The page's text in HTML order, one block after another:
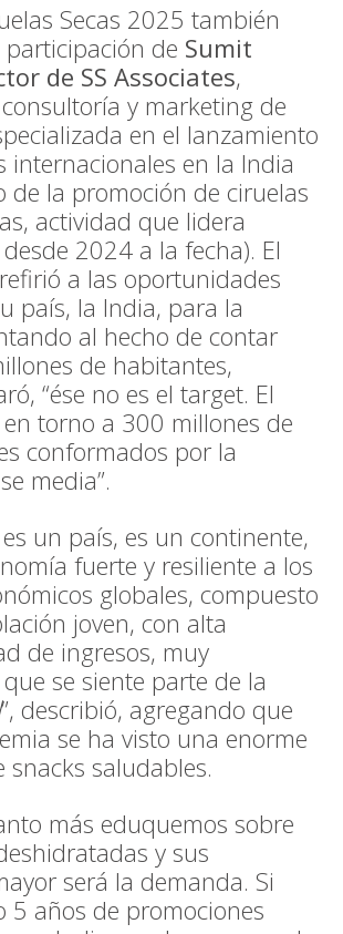
Secas 2025 también
de Sumit
de SS Associates,
y marketing de
en el lanzamiento
internacionales en la India
de la promoción de ciruelas
actividad que lidera
2024 a la fecha). El
a las oportunidades
país, la India, para la
al hecho de contar
de habitantes,
“ése no es el target. El
torno a 300 millones de
conformados por la
media”.
un país, es un continente,
fuerte y resiliente a los
globales, compuesto
joven, con alta
de ingresos, muy
se siente parte de la
”, describió, agregando que
se ha visto una enorme
saludables.
más eduquemos sobre
y sus
será la demanda. Si
5 años de promociones